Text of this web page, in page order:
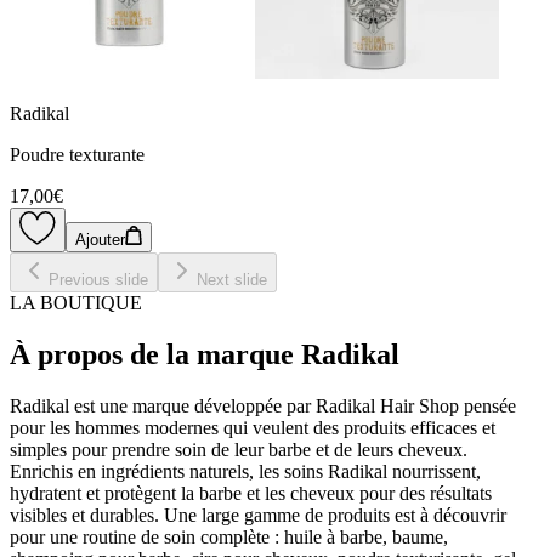
Radikal
Poudre texturante
17,00€
Ajouter
Previous slide Next slide
LA BOUTIQUE
À propos de la marque Radikal
Radikal est une marque développée par Radikal Hair Shop pensée
pour les hommes modernes qui veulent des produits efficaces et
simples pour prendre soin de leur barbe et de leurs cheveux.
Enrichis en ingrédients naturels, les soins Radikal nourrissent,
hydratent et protègent la barbe et les cheveux pour des résultats
visibles et durables. Une large gamme de produits est à découvrir
pour une routine de soin complète : huile à barbe, baume,